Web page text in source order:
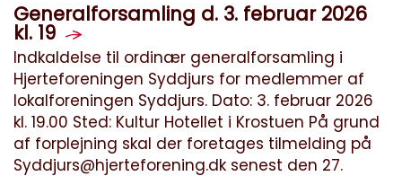
Generalforsamling d. 3. februar 2026
kl. 19
Indkaldelse til ordinær generalforsamling i
Hjerteforeningen Syddjurs for medlemmer af
lokalforeningen Syddjurs. Dato: 3. februar 2026
kl. 19.00 Sted: Kultur Hotellet i Krostuen På grund
af forplejning skal der foretages tilmelding på
Syddjurs@hjerteforening.dk senest den 27.